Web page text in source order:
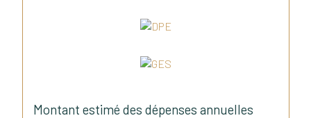
Montant estimé des dépenses annuelles